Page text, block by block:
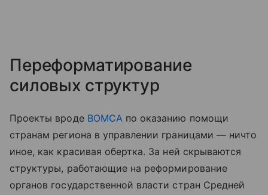
Переформатирование
силовых структур
Проекты вроде BOMCAпо оказанию помощи
странам региона в управлении границами — ничто
иное, как красивая обертка. За ней скрываются
структуры, работающие на реформирование
органов государственной власти стран Средней